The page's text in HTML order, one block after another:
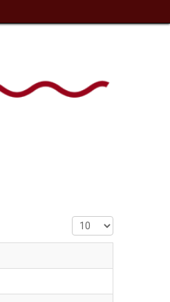
Qtd. a mostrar